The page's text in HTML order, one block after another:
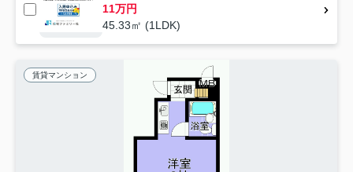
11万円
45.33㎡ (1LDK)
賃貸マンション